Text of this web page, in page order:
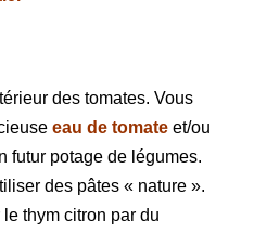
des tomates. Vous
eau de tomateet/ou
futur potage de légumes.
des pâtes « nature ».
thym citron par du